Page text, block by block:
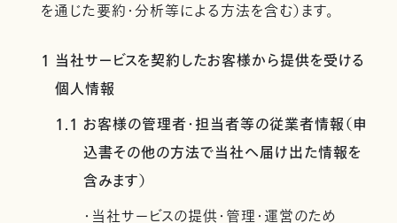
を通じた要約・分析等による方法を含む）ます。
1 当社サービスを契約したお客様から提供を受ける
個人情報
1.1 お客様の管理者・担当者等の従業者情報（申
込書その他の方法で当社へ届け出た情報を
含みます）
・当社サービスの提供・管理・運営のため